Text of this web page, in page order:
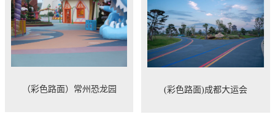
（彩色路面）常州恐龙园 (彩色路面)成都大运会